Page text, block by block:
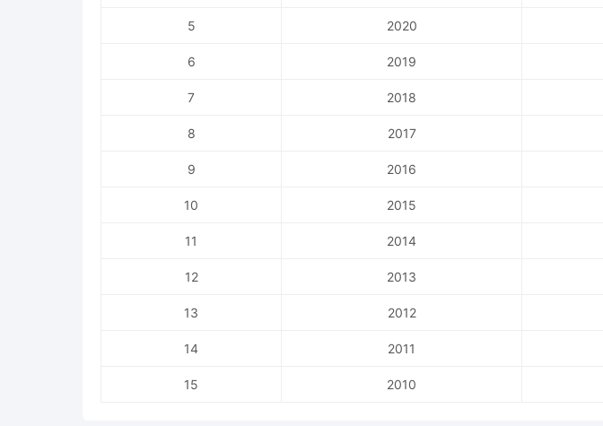
5 2020
6 2019
7 2018
8 2017
9 2016
10 2015
11 2014
12 2013
13 2012
14 2011
15 2010